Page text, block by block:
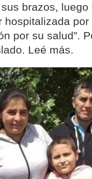
brazos,
por su salud”.
Leé más.